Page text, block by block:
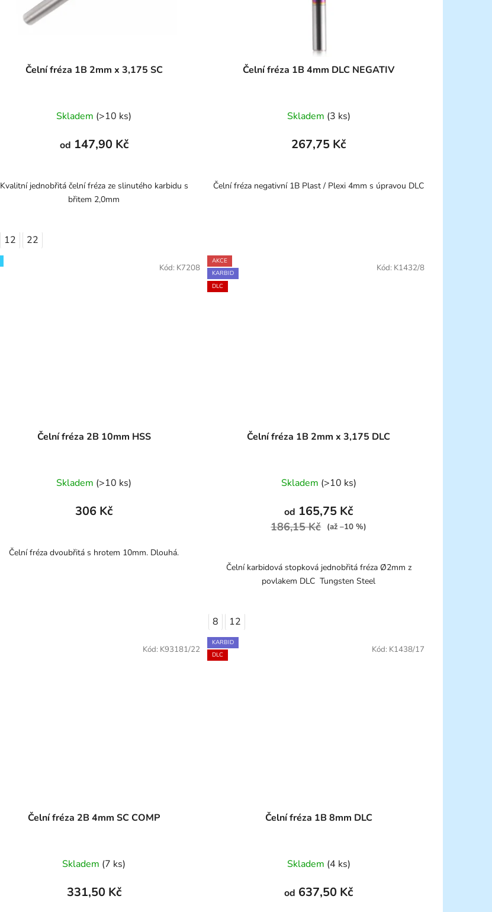
Čelní fréza 1B 2mm x 3,175 SC
Skladem (>10 ks)
od 147,90 Kč
Kvalitní jednobřitá čelní fréza ze slinutého karbidu s
břitem 2,0mm
12 22
Čelní fréza 1B 4mm DLC NEGATIV
Skladem (3 ks)
267,75 Kč
Čelní fréza negativní 1B Plast / Plexi 4mm s úpravou DLC
Čelní fréza 2B 10mm HSS
Skladem (>10 ks)
306 Kč
Čelní fréza dvoubřitá s hrotem 10mm. Dlouhá.
Kód: K7208
AKCE
KARBID
DLC
Čelní fréza 1B 2mm x 3,175 DLC
Skladem (>10 ks)
od 165,75 Kč
186,15 Kč (až –10 %)
Čelní karbidová stopková jednobřitá fréza Ø2mm z
povlakem DLC Tungsten Steel
8 12
Kód: K1432/8
Čelní fréza 2B 4mm SC COMP
Skladem (7 ks)
331,50 Kč
Kód: K93181/22
KARBID
DLC
Čelní fréza 1B 8mm DLC
Skladem (4 ks)
od 637,50 Kč
Kód: K1438/17